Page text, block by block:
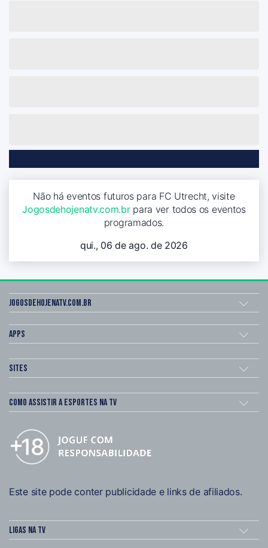
Não há eventos futuros para FC Utrecht, visite
Jogosdehojenatv.com.brpara ver todos os eventos
programados.
qui., 06 de ago. de 2026
Jogosdehojenatv.com.br
Apps
Sites
Como assistir a esportes na TV
Este site pode conter publicidade e links de afiliados.
Ligas na TV